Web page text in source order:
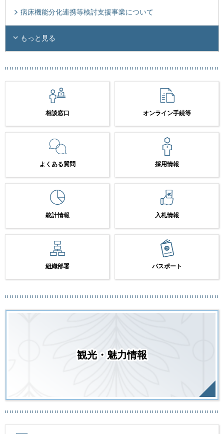
病床機能分化連携等検討支援事業について
もっと見る
相談窓口 オンライン手続等
よくある質問 採用情報
統計情報 入札情報
組織部署 パスポート
観光・魅力情報